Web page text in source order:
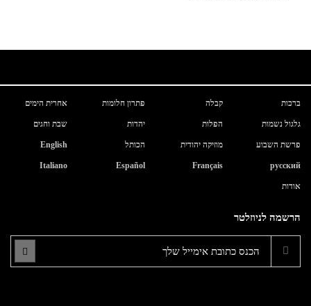
ברכות קבלה פתרון חלומות אחרית הימים
גלגול נשמות הפלות יהדות שבת וחגים
פרשת השבוע מוזיקה יהודית הכותל English
русский
Français
Español
Italiano
אודות
הרשמה לניוזלטר